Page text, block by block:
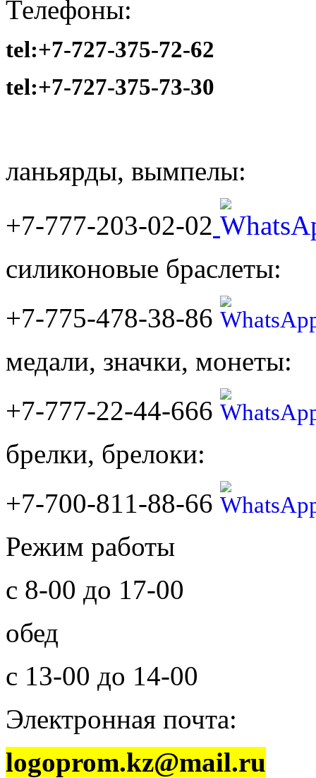
Телефоны:
tel:+7-727-375-72-62
tel:+7-727-375-73-30
ланьярды, вымпелы:
+7-777-203-02-02
силиконовые браслеты:
+7-775-478-38-86
медали, значки, монеты:
+7-777-22-44-666
брелки, брелоки:
+7-700-811-88-66
Режим работы
с 8-00 до 17-00
обед
с 13-00 до 14-00
Электронная почта:
logoprom.kz@mail.ru